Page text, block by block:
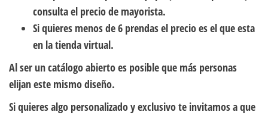
consulta el precio de mayorista.
Si quieres menos de 6 prendas el precio es el que esta
en la tienda virtual.
Al ser un catálogo abierto es posible que más personas
elijan este mismo diseño.
Si quieres algo personalizado y exclusivo te invitamos a que